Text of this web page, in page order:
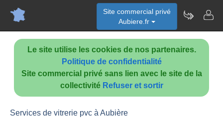
Le site utilise les cookies de nos partenaires.
Politique de confidentialité
Site commercial privé sans lien avec le site de la
collectivité Refuser et sortir
Site commercial privé
Aubiere.fr
Services de vitrerie pvc à Aubière